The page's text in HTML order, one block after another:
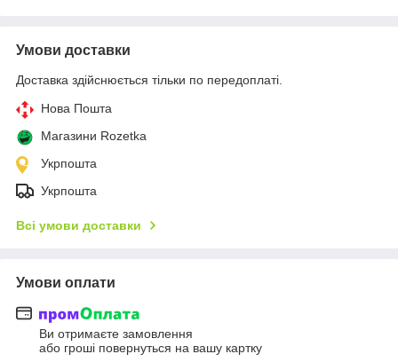
Умови доставки
Доставка здійснюється тільки по передоплаті.
Нова Пошта
Магазини Rozetka
Укрпошта
Укрпошта
Всі умови доставки
Умови оплати
Ви отримаєте замовлення
або гроші повернуться на вашу картку